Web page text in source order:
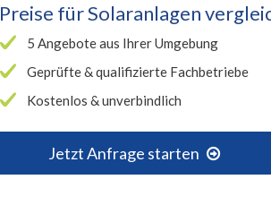
Preise fürSolaranlagen
5 Angebote aus Ihrer Umgebung
Geprüfte & qualifizierte Fachbetriebe
Kostenlos & unverbindlich
Jetzt Anfrage starten